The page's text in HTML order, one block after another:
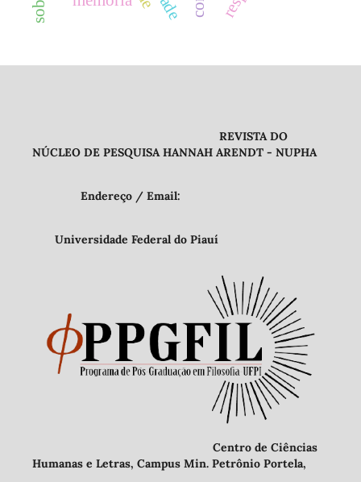
REVISTA DO
NÚCLEO DE PESQUISA HANNAH ARENDT - NUPHA
Endereço / Email:
Universidade Federal do Piauí
Centro de Ciências
Humanas e Letras, Campus Min. Petrônio Portela,